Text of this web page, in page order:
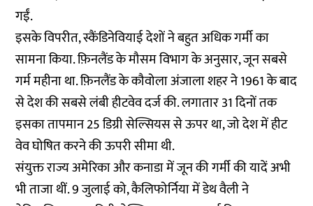
गईं.
इसके विपरीत, स्कैंडिनेवियाई देशों ने बहुत अधिक गर्मी का
सामना किया. फ़िनलैंड के मौसम विभाग के अनुसार, जून सबसे
गर्म महीना था. फ़िनलैंड के कौवोला अंजाला शहर ने 1961 के बाद
से देश की सबसे लंबी हीटवेव दर्ज की. लगातार 31 दिनों तक
इसका तापमान 25 डिग्री सेल्सियस से ऊपर था, जो देश में हीट
वेव घोषित करने की ऊपरी सीमा थी.
संयुक्त राज्य अमेरिका और कनाडा में जून की गर्मी की यादें अभी
भी ताजा थीं. 9 जुलाई को, कैलिफोर्निया में डेथ वैली ने